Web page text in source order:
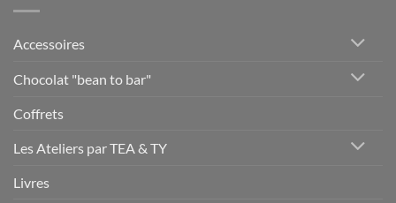
Accessoires
Chocolat "bean to bar"
Coffrets
Les Ateliers par TEA & TY
Livres